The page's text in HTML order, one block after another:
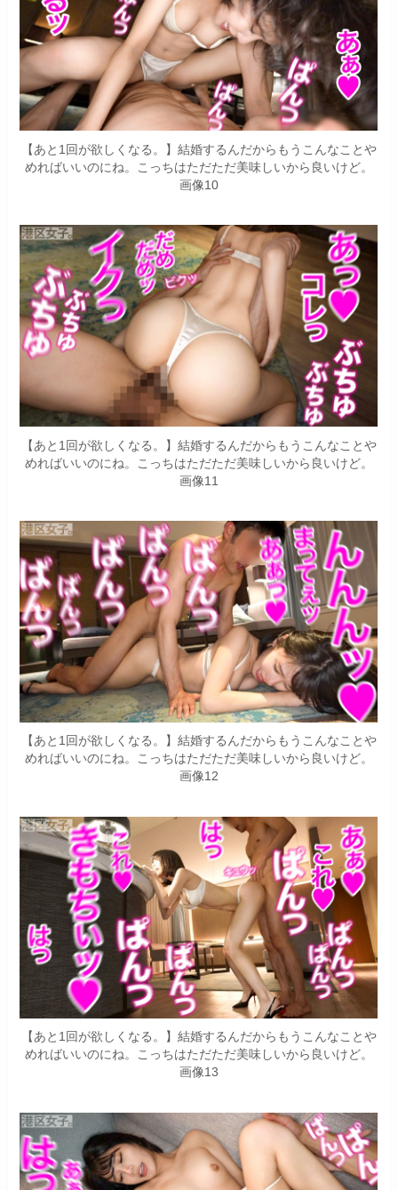
【あと1回が欲しくなる。】結婚するんだからもうこんなことや
めればいいのにね。こっちはただただ美味しいから良いけど。
画像10
【あと1回が欲しくなる。】結婚するんだからもうこんなことや
めればいいのにね。こっちはただただ美味しいから良いけど。
画像11
【あと1回が欲しくなる。】結婚するんだからもうこんなことや
めればいいのにね。こっちはただただ美味しいから良いけど。
画像12
【あと1回が欲しくなる。】結婚するんだからもうこんなことや
めればいいのにね。こっちはただただ美味しいから良いけど。
画像13